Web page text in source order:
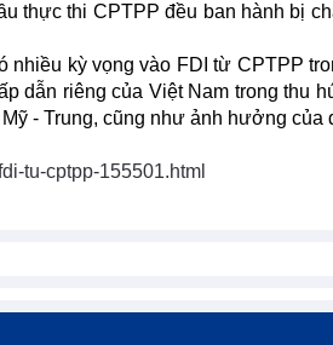
thực thi CPTPP đều ban hành bị
nhiều kỳ vọng vào FDI từ CPTPP
dẫn riêng của Việt Nam trong thu
- Trung, cũng như ảnh hưởng của
tu-cptpp-155501.html